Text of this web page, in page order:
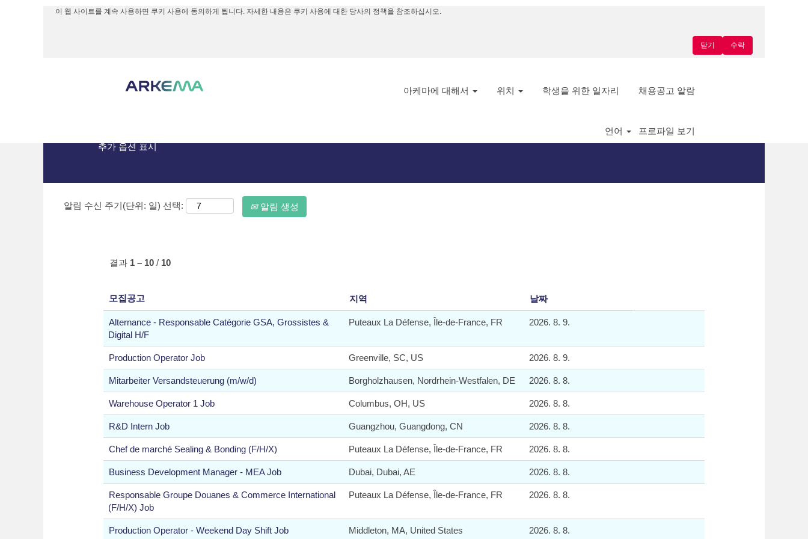
이 웹 사이트를 계속 사용하면 쿠키 사용에 동의하게 됩니다. 자세한 내용은 쿠키 사용에 대한 당사의 정책을 참조하십시오.
수락
닫기
아케마에 대해서 위치 학생을 위한 일자리 채용공고 알람
언어 프로파일 보기
홈 | Arkema의 Argentina(현
아래는 Arkema에서 게시한 가장 최근의 구인 직무 10개입니다.
추가 옵션 표시
알림 수신 주기(단위: 일) 선택: 알림 생성
결과 1 – 10 / 10
모집공고 지역 날짜
Alternance - Responsable Catégorie GSA, Grossistes &
Digital H/F
Puteaux La Défense, Île-de-France, FR 2026. 8. 9.
Production Operator Job Greenville, SC, US 2026. 8. 9.
Mitarbeiter Versandsteuerung (m/w/d) Borgholzhausen, Nordrhein-Westfalen, DE 2026. 8. 8.
Warehouse Operator 1 Job Columbus, OH, US 2026. 8. 8.
R&D Intern Job Guangzhou, Guangdong, CN 2026. 8. 8.
Chef de marché Sealing & Bonding (F/H/X) Puteaux La Défense, Île-de-France, FR 2026. 8. 8.
Business Development Manager - MEA Job Dubai, Dubai, AE 2026. 8. 8.
Responsable Groupe Douanes & Commerce International
(F/H/X) Job
Puteaux La Défense, Île-de-France, FR 2026. 8. 8.
Production Operator - Weekend Day Shift Job Middleton, MA, United States 2026. 8. 8.